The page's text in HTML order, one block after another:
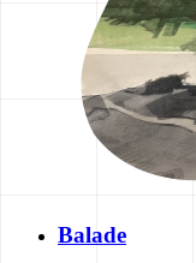
Balade